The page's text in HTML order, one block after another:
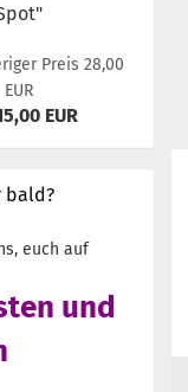
Preis 28,00
EUR
EUR
bald?
euch auf
und